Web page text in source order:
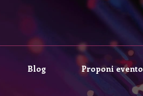
Blog Proponi evento